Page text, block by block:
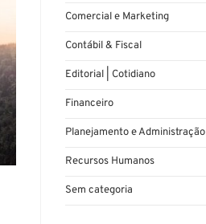
Comercial e Marketing
Contábil & Fiscal
Editorial | Cotidiano
Financeiro
Planejamento e Administração
Recursos Humanos
Sem categoria